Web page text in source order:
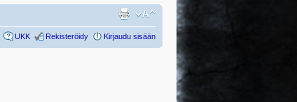
UKK Rekisteröidy Kirjaudu sisään